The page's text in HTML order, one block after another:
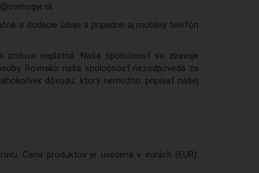
a dodacie údaje a prípadne aj mobilný telefón
zmluva neplatná. Naša spoločnosť sa zbavuje
Rovnako naša spoločnosť nezodpovedá za
dôvodu, ktorý nemožno pripísať našej
Cena produktov je uvedená v eurách (EUR).